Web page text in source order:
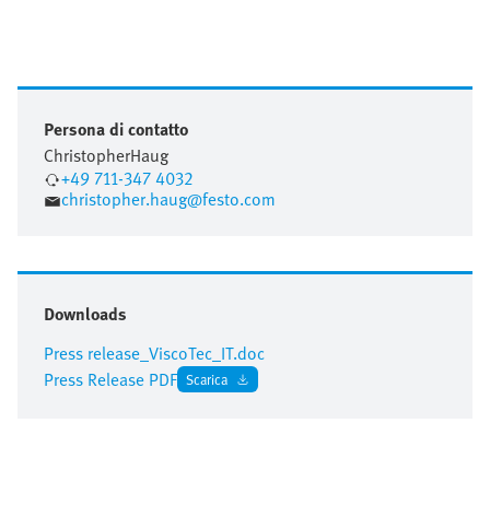
Persona di contatto
ChristopherHaug
+49 711-347 4032
christopher.haug@festo.com
Downloads
Press release_ViscoTec_IT.doc
Press Release PDF Scarica